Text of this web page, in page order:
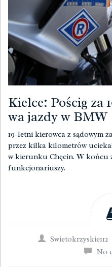
Kielce: Pościg za
wa jazdy w BMW
19-letni kierowca z sądowym
przez kilka kilometrów
w kierunku Chęcin. W końcu
funkcjonariuszy.
Swietokrzyskie112
No